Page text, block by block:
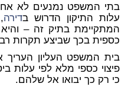
בתי המשפט נמנעים לא
עלות התיקון הדרוש בדירה
המתקיימת בתיק זה –
כספית בכך שביצע תקרות
בית המשפט העליון העריך
פיצוי כספי מלא לפי עלות
כי רק כך יבואו אל שלהם.